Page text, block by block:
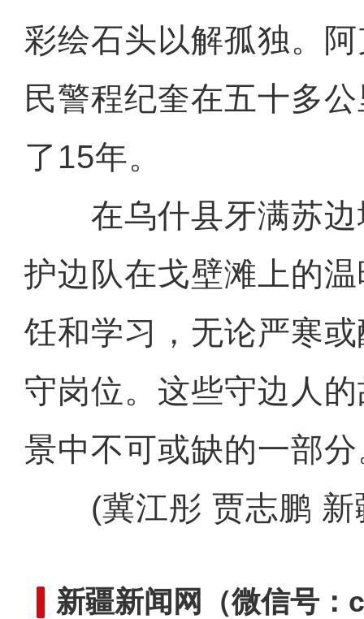
彩绘石头以解孤独。
民警程纪奎在五十多
了15年。
在乌什县牙满苏边
护边队在戈壁滩上的
饪和学习，无论严寒
守岗位。这些守边人
景中不可或缺的一部
(冀江彤 贾志鹏 新
新疆新闻网 （微信号